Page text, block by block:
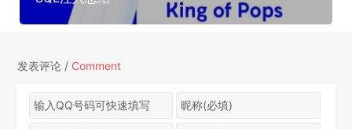
发表评论 / Comment